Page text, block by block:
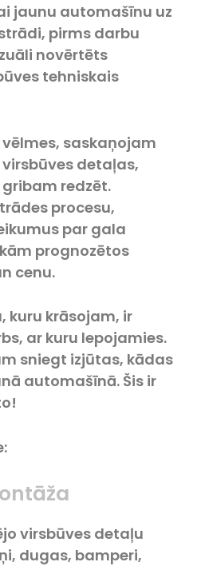
jaunu automašīnu uz
pirms darbu
novērtēts
tehniskais
saskaņojam
detaļas,
redzēt.
procesu,
par gala
prognozētos
cenu.
kuru krāsojam, ir
ar kuru lepojamies.
sniegt izjūtas, kādas
automašīnā. Šis ir
virsbūves detaļu
dugas, bamperi,